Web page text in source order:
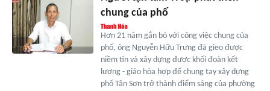
chung của phố
Hơn 21 năm gắn bó với công việc chung của
phố, ông Nguyễn Hữu Trưng đã gieo được
niềm tin và xây dựng được khối đoàn kết
lương - giáo hòa hợp để chung tay xây dựng
phố Tân Sơn trở thành điểm sáng của phường